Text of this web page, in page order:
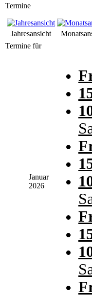
Termine
Jahresansicht
Termine für
Januar
2026